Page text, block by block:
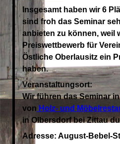
Insgesamt haben wir 6
sind froh das Seminar
anbieten zu können, weil
Preiswettbewerb für
Östliche Oberlausitz ein
haben.
Veranstaltungsort:
Wir führen das Seminar
von Holz- und
in Olbersdorf bei Zittau
Adresse: August-Bebel-